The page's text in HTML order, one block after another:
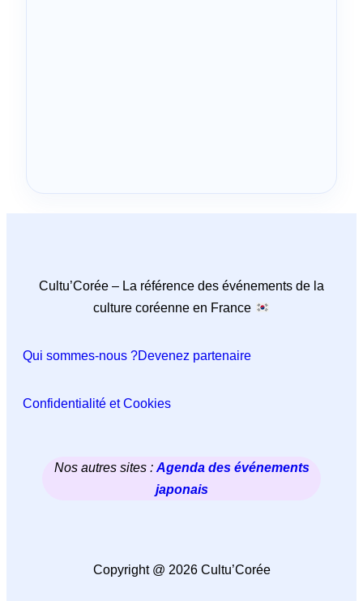
Cultu’Corée – La référence des événements de la
culture coréenne en France
Qui sommes-nous ?Devenez partenaire
Confidentialité et Cookies
Nos autres sites : Agenda des événements
japonais
Copyright @ 2026 Cultu’Corée